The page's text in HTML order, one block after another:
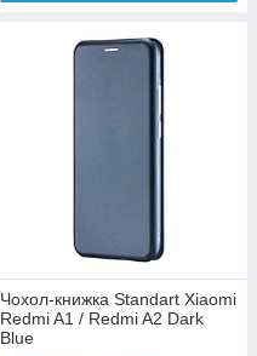
Чохол-книжка Standart Xiaomi
Redmi A1 / Redmi A2 Dark
Blue